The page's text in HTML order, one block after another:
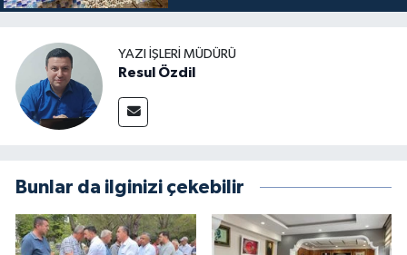
YAZI İŞLERI MÜDÜRÜ
Resul Özdil
Bunlar da ilginizi çekebilir